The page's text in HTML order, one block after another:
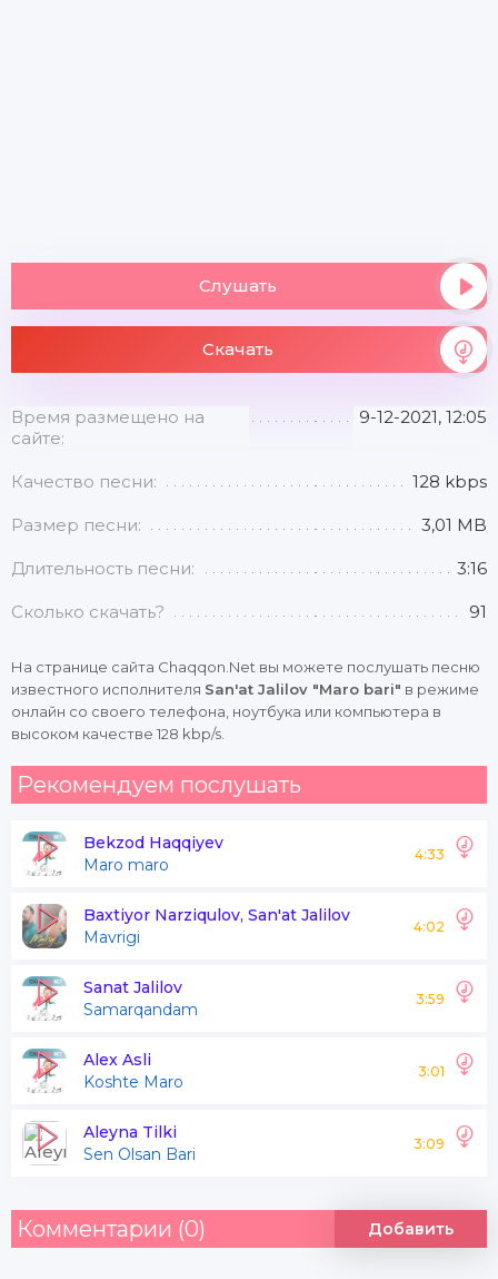
Слушать
Скачать
Время размещено на
сайте:
9-12-2021, 12:05
Качество песни: 128 kbps
Размер песни: 3,01 MB
Длительность песни: 3:16
Сколько скачать? 91
На странице сайта Chaqqon.Net вы можете послушать песню
известного исполнителя San'at Jalilov "Maro bari" в режиме
онлайн со своего телефона, ноутбука или компьютера в
высоком качестве 128 kbp/s.
Рекомендуем послушать
Bekzod Haqqiyev
Maro maro
4:33
Baxtiyor Narziqulov, San'at Jalilov
Mavrigi
4:02
Sanat Jalilov
Samarqandam
3:59
Alex Asli
Koshte Maro
3:01
Aleyna Tilki
Sen Olsan Bari
3:09
Комментарии (0) Добавить